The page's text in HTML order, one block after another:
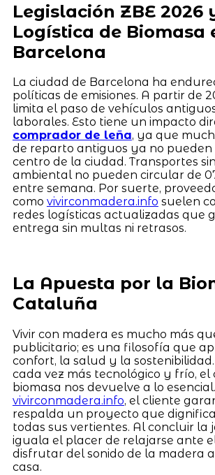
Legislación ZBE 2026
Logística de Biomasa
Barcelona
La ciudad de Barcelona ha
políticas de emisiones. A partir de
limita el paso de vehículos
laborales. Esto tiene un impacto
comprador de leña, ya que
de reparto antiguos ya no
centro de la ciudad. Transportes
ambiental no pueden circular de
entre semana. Por suerte,
como vivirconmadera.info suelen
redes logísticas actualizadas que
entrega sin multas ni retrasos.
La Apuesta por la
Cataluña
Vivir con madera es mucho más
publicitario; es una filosofía que
confort, la salud y la
cada vez más tecnológico y frío, el
biomasa nos devuelve a lo
vivirconmadera.info, el cliente
respalda un proyecto que
todas sus vertientes. Al concluir la
iguala el placer de relajarse ante
disfrutar del sonido de la madera
casa.